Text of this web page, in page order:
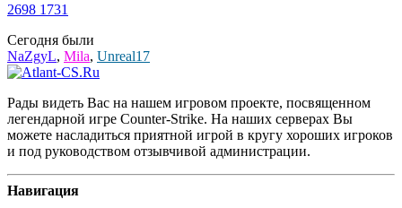
2698 1731
Сегодня были
NaZgyL, Mila, Unreal17
Рады видеть Вас на нашем игровом проекте, посвященном
легендарной игре Counter-Strike. На наших серверах Вы
можете насладиться приятной игрой в кругу хороших игроков
и под руководством отзывчивой администрации.
Навигация